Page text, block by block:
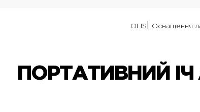
OLIS Оснащення
ПОРТАТИВНИЙ ІЧ